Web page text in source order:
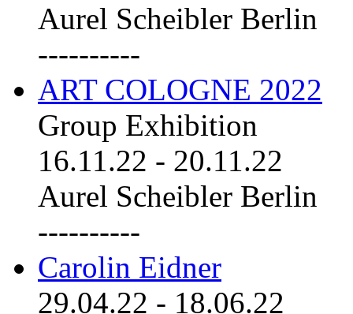
Aurel Scheibler Berlin
----------
ART COLOGNE 2022
Group Exhibition
16.11.22 - 20.11.22
Aurel Scheibler Berlin
----------
Carolin Eidner
29.04.22 - 18.06.22